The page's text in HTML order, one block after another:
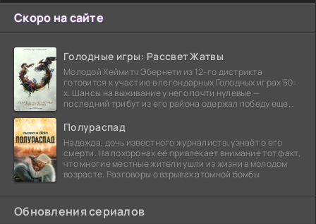
Скоро на сайте
Голодные игры: Рассвет Жатвы
Молодой Хеймитч Эбернети из 12-го дистрикта
готовится к участию в легендарных Голодных играх 50-
х. Шансы на выживание у него почти нулевые —
последний трибут из его района одержал победу еще
Полураспад
Надежда, дочь известного журналиста, узнаёт о его
смерти. На похоронах её привлекает внимание тот факт,
что многие местные жители ушли из жизни в молодом
возрасте. Разговоры о взрывах атомной бомбы
Обновления сериалов